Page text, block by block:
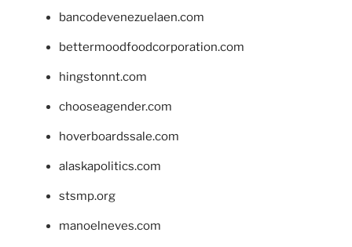
bancodevenezuelaen.com
bettermoodfoodcorporation.com
hingstonnt.com
chooseagender.com
hoverboardssale.com
alaskapolitics.com
stsmp.org
manoelneves.com